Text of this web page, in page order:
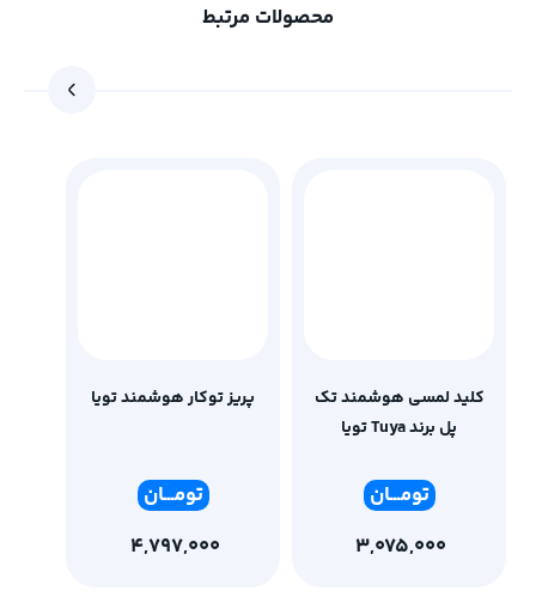
محصولات مرتبط
کلید لمسی هوشمند تک
پل برند Tuya تویا
تومـــان
3,075,000
پریز توکار هوشمند تویا
تومـــان
4,797,000